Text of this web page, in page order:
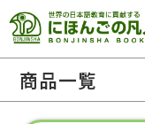
商品一覧